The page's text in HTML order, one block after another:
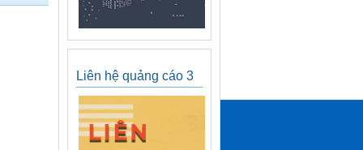
Liên hệ quảng cáo 3